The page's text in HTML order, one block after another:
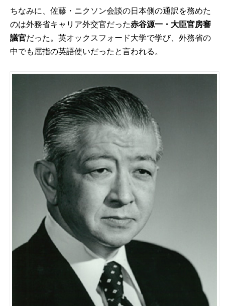
ちなみに、佐藤・ニクソン会談の日本側の通訳を務めた
のは外務省キャリア外交官だった赤谷源一・大臣官房審
議官だった。英オックスフォード大学で学び、外務省の
中でも屈指の英語使いだったと言われる。